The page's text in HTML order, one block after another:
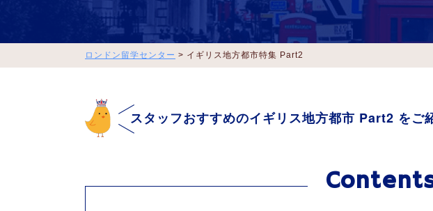
ロンドン留学センター > イギリス地方都市特集 Part2
スタッフおすすめのイギリス地方都市 Part2 をご